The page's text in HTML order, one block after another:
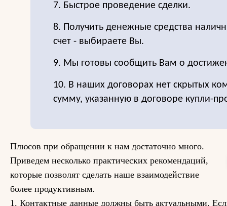
7. Быстрое проведение сделки.
8. Получить денежные средства
счет - выбираете Вы.
9. Мы готовы сообщить Вам о
10. В наших договорах нет скрытых
сумму, указанную в договоре купли-
Плюсов при обращении к нам достаточно много.
Приведем несколько практических рекомендаций,
которые позволят сделать наше взаимодействие
более продуктивным.
1. Контактные данные должны быть актуальными.